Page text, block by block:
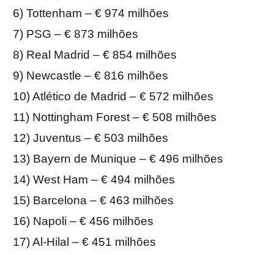
6) Tottenham – € 974 milhões
7) PSG – € 873 milhões
8) Real Madrid – € 854 milhões
9) Newcastle – € 816 milhões
10) Atlético de Madrid – € 572 milhões
11) Nottingham Forest – € 508 milhões
12) Juventus – € 503 milhões
13) Bayern de Munique – € 496 milhões
14) West Ham – € 494 milhões
15) Barcelona – € 463 milhões
16) Napoli – € 456 milhões
17) Al-Hilal – € 451 milhões